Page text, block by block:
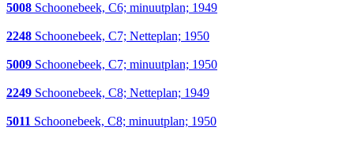
5008 Schoonebeek, C6; minuutplan; 1949
2248 Schoonebeek, C7; Netteplan; 1950
5009 Schoonebeek, C7; minuutplan; 1950
2249 Schoonebeek, C8; Netteplan; 1949
5011 Schoonebeek, C8; minuutplan; 1950